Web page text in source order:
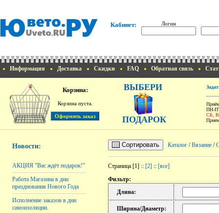
Кабинет: Логин
Информация Доставка Скидки FAQ Обратная связь
Корзина:
Корзина пуста.
ВЫБЕРИ
ПОДАРОК
ПН-
СБ,
Новости:
АКЦИЯ "Вас ждёт подарок!"
Работа Магазина в дни
празднования Нового Года
Исполнение заказов в дни
самоизоляции.
Сортировать Каталог /Вязание /
Страница [1] :: [2] :: [все]
Фильтр:
Длина:
Ширина/Диаметр: